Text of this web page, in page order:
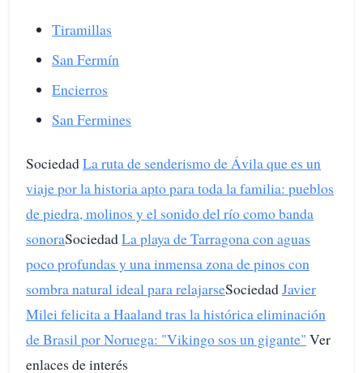
Tiramillas
San Fermín
Encierros
San Fermines
SociedadLa ruta de senderismo de Ávila que es un
viaje por la historia apto para toda la familia: pueblos
de piedra, molinos y el sonido del río como banda
sonoraSociedadLa playa de Tarragona con aguas
poco profundas y una inmensa zona de pinos con
sombra natural ideal para relajarseSociedadJavier
Milei felicita a Haaland tras la histórica eliminación
de Brasil por Noruega: "Vikingo sos un gigante" Ver
enlaces de interés